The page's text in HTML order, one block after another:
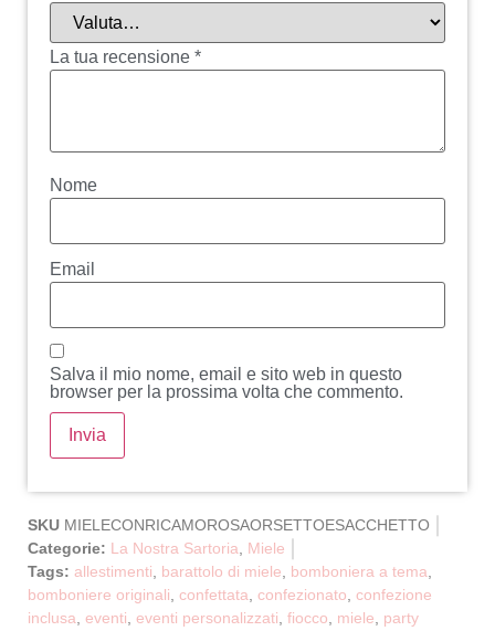
La tua recensione *
Nome
Email
Salva il mio nome, email e sito web in questo
browser per la prossima volta che commento.
SKU MIELECONRICAMOROSAORSETTOESACCHETTO
Categorie: La Nostra Sartoria
Miele
Tags: allestimenti barattolo di miele bomboniera a tema
bomboniere originali confettata confezionato confezione
inclusa eventi eventi personalizzati fiocco miele
party